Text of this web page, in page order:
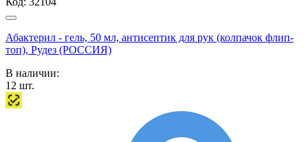
Абактерил - гель, 50 мл, антисептик для рук (колпачок флип-
топ), Рудез (РОССИЯ)
В наличии:
12 шт.